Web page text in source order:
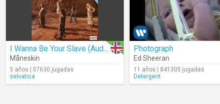
I Wanna Be Your Slave (Audio)
Måneskin
5 años | 57630 jugadas
selvatica
Photograph
Ed Sheeran
11 años | 841305 jugadas
Detergent